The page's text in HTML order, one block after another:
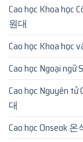
Cao học Khoa học
원대
Cao học Khoa học
Cao học Ngoại
Cao học Nguyên
대
Cao học Onseok